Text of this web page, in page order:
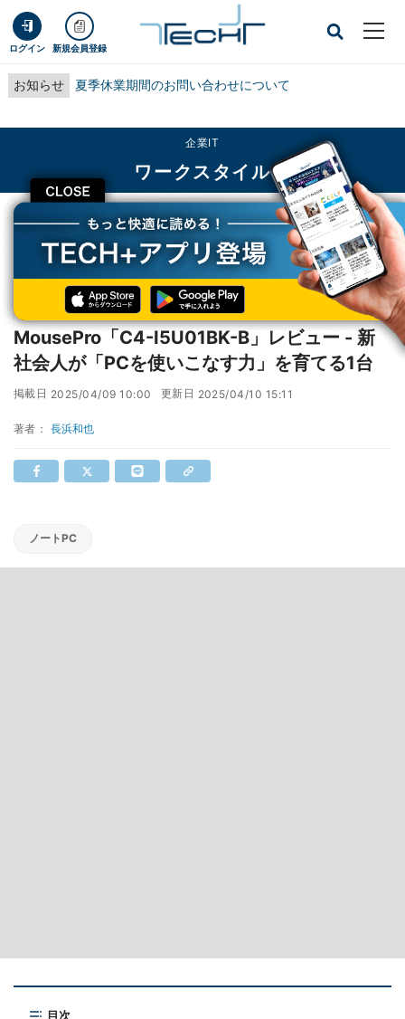
ログイン 新規会員登録
お知らせ 夏季休業期間のお問い合わせについて
CLOSE
企業IT
ワークスタイル
TECH+ 企業IT
ワークスタイル
MousePro「C4-I5U01BK-B」レビュー - 新社会人が「PCを使いこなす力」を
レビュー
MousePro「C4-I5U01BK-B」レビュー - 新
社会人が「PCを使いこなす力」を育てる1台
掲載日 2025/04/09 10:00 更新日 2025/04/10 15:11
著者： 長浜和也
ノートPC
目次